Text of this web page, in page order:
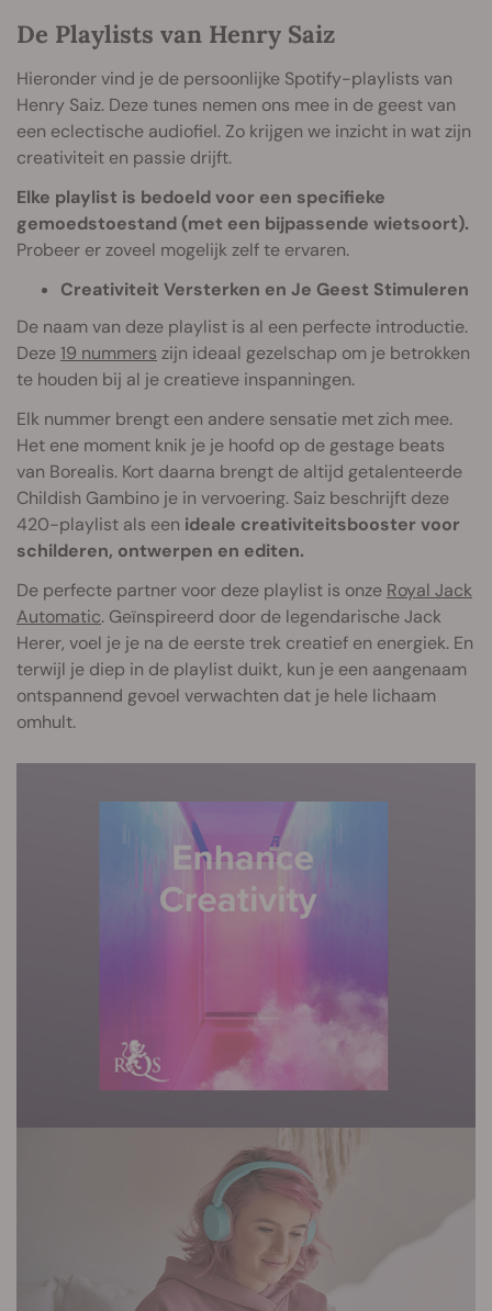
De Playlists van Henry Saiz
Hieronder vind je de persoonlijke Spotify-playlists van
Henry Saiz. Deze tunes nemen ons mee in de geest van
een eclectische audiofiel. Zo krijgen we inzicht in wat zijn
creativiteit en passie drijft.
Elke playlist is bedoeld voor een specifieke
gemoedstoestand (met een bijpassende wietsoort).
Probeer er zoveel mogelijk zelf te ervaren.
Creativiteit Versterken en Je Geest Stimuleren
De naam van deze playlist is al een perfecte introductie.
Deze19 nummers zijn ideaal gezelschap om je betrokken
te houden bij al je creatieve inspanningen.
Elk nummer brengt een andere sensatie met zich mee.
Het ene moment knik je je hoofd op de gestage beats
van Borealis. Kort daarna brengt de altijd getalenteerde
Childish Gambino je in vervoering. Saiz beschrijft deze
420-playlist als een ideale creativiteitsbooster voor
schilderen, ontwerpen en editen.
De perfecte partner voor deze playlist is onze Royal Jack
Automatic. Geïnspireerd door de legendarische Jack
Herer, voel je je na de eerste trek creatief en energiek. En
terwijl je diep in de playlist duikt, kun je een aangenaam
ontspannend gevoel verwachten dat je hele lichaam
omhult.